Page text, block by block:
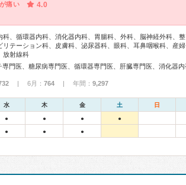
痛い 4.0
科、循環器内科、消化器内科、胃腸科、外科、脳神経外科、整
リテーション科、皮膚科、泌尿器科、眼科、耳鼻咽喉科、産婦
放射線科
| 6月： 764 | 年間： 9,297
水 木 金 土 日
● ● ● ●
● ● ●